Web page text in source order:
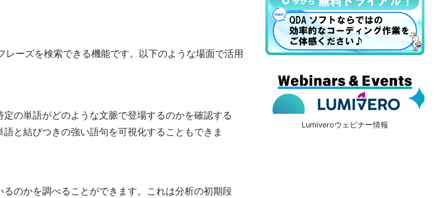
ーズを検索できる機能です。以下のような場面で活用
の単語がどのような文脈で登場するのかを確認する
と結びつきの強い語句を可視化することもできま
のかを調べることができます。これは分析の初期段
Lumiveroウェビナー情報